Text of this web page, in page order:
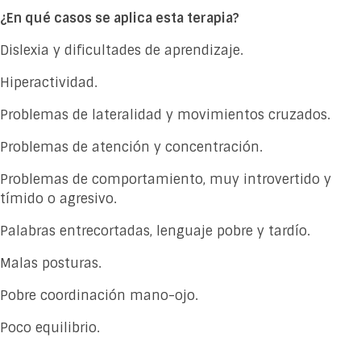
¿En qué casos se aplica esta terapia?
Dislexia y dificultades de aprendizaje.
Hiperactividad.
Problemas de lateralidad y movimientos cruzados.
Problemas de atención y concentración.
Problemas de comportamiento, muy introvertido y
tímido o agresivo.
Palabras entrecortadas, lenguaje pobre y tardío.
Malas posturas.
Pobre coordinación mano-ojo.
Poco equilibrio.